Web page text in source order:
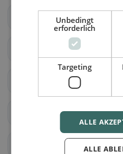
Unbedingt
erforderlich
Targeting
ALLE
ALLE